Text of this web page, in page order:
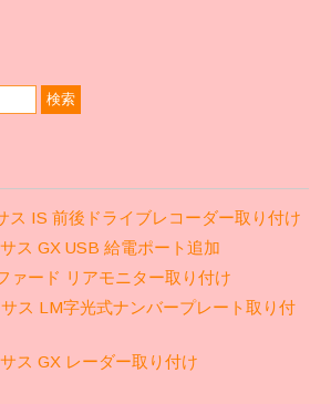
ス IS 前後ドライブレコーダー取り付け
ス GX USB 給電ポート追加
ァード リアモニター取り付け
ス LM字光式ナンバープレート取り付
ス GX レーダー取り付け